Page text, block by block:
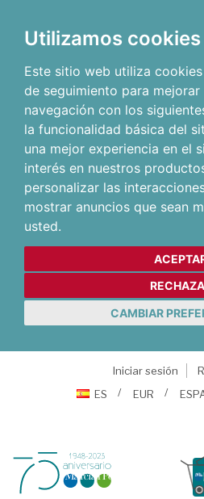
Utilizamos cookies
Este sitio web utiliza
de seguimiento para
navegación con los
la funcionalidad básica del
una mejor experiencia en el
interés en nuestros
personalizar las
mostrar anuncios que sean
usted.
CAMBIAR
Iniciar sesión
ES
EUR